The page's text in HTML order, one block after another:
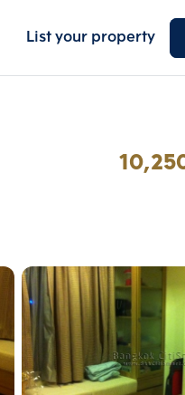
List your property
Choose comparative unit
Maximum 3 units
Compare
Clear all